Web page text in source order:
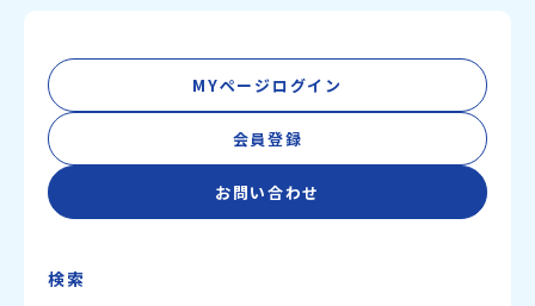
MYページログイン
会員登録
お問い合わせ
検索